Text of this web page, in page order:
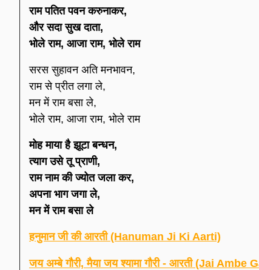
राम पतित पवन करुनाकर,
और सदा सुख दाता,
भोले राम, आजा राम, भोले राम
सरस सुहावन अति मनभावन,
राम से प्रीत लगा ले,
मन में राम बसा ले,
भोले राम, आजा राम, भोले राम
मोह माया है झूटा बन्धन,
त्याग उसे तू प्राणी,
राम नाम की ज्योत जला कर,
अपना भाग जगा ले,
मन में राम बसा ले
हनुमान जी की आरती (Hanuman Ji Ki Aarti)
जय अम्बे गौरी, मैया जय श्यामा गौरी - आरती (Jai